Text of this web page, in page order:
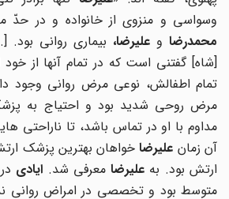
وسواسی و منزوی از خانواده و در حدّ
محمدرضاو علیرضا،بیماری روانی بود. [...]
[شاه] گفتنی است که در تمام آنها از خود
تمام اطفالش، نوعی مرض روانی وجود
مرض روحی شدید بود و احتیاج به
مداوم با او در تماس باشد، تا ناراحتی
آن زمانعلیرضاخواهان بهترین پزشک
ارتش بود. بهعلیرضامعرفی شد. ایادیدر
متوسط بود و تخصصی در امراض روانی